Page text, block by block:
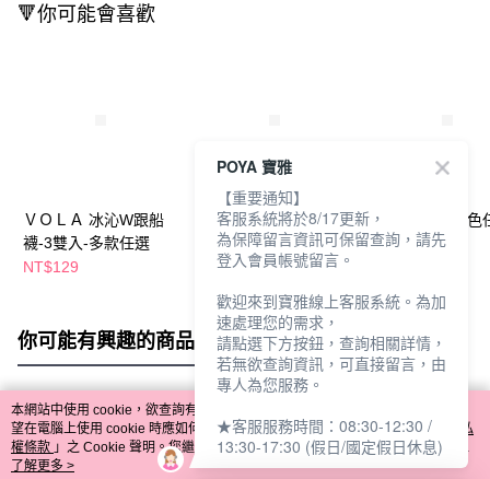
🔻你可能會喜歡
ＶＯＬＡ 冰沁W跟船
襪-3雙入-多款任選
NT$129
A2加大抗菌船型襪2雙
入-多色任選
NT$98
石墨烯船襪-多色
你可能有興趣的商品 全站排行
熱門標籤
本網站中使用 cookie，欲查詢有關本網站使用 cookie 方式之詳情，及若您不希
望在電腦上使用 cookie 時應如何變更電腦的 cookie 設定，請參閱本網站「
隱私
權條款 」之 Cookie 聲明。您繼續使用本網站即表示您同意本公司得按本網站使
用條款之 Cookie 聲明使用 cookie。
了解更多 >
POYA 寶雅
【重要通知】
客服系統將於8/17更新，
為保障留言資訊可保留查詢，請先
登入會員帳號留言。
歡迎來到寶雅線上客服系統。為加
速處理您的需求，
請點選下方按鈕，查詢相關詳情，
若無欲查詢資訊，可直接留言，由
專人為您服務。
★客服服務時間：08:30-12:30 /
13:30-17:30 (假日/國定假日休息)